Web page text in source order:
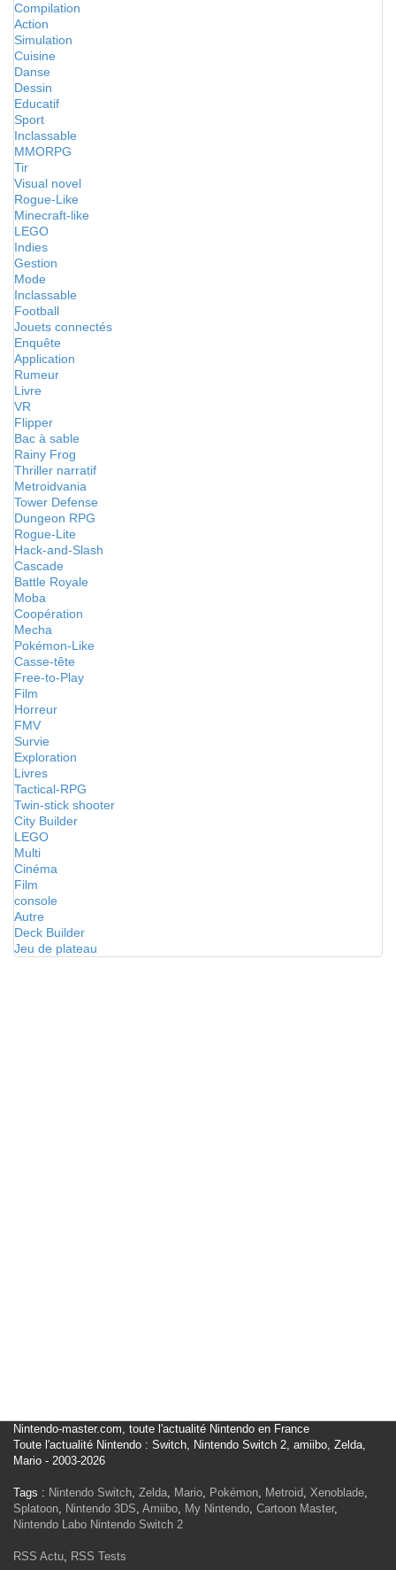
Compilation
Action
Simulation
Cuisine
Danse
Dessin
Educatif
Sport
Inclassable
MMORPG
Tir
Visual novel
Rogue-Like
Minecraft-like
LEGO
Indies
Gestion
Mode
Inclassable
Football
Jouets connectés
Enquête
Application
Rumeur
Livre
VR
Flipper
Bac à sable
Rainy Frog
Thriller narratif
Metroidvania
Tower Defense
Dungeon RPG
Rogue-Lite
Hack-and-Slash
Cascade
Battle Royale
Moba
Coopération
Mecha
Pokémon-Like
Casse-tête
Free-to-Play
Film
Horreur
FMV
Survie
Exploration
Livres
Tactical-RPG
Twin-stick shooter
City Builder
LEGO
Multi
Cinéma
Film
console
Autre
Deck Builder
Jeu de plateau
Nintendo-master.com, toute l'actualité Nintendo en France
Toute l'actualité Nintendo : Switch, Nintendo Switch 2, amiibo, Zelda,
Mario - 2003-2026
Tags : Nintendo Switch, Zelda, Mario, Pokémon, Metroid, Xenoblade,
Splatoon, Nintendo 3DS, Amiibo, My Nintendo, Cartoon Master,
Nintendo Labo Nintendo Switch 2
RSS Actu, RSS Tests